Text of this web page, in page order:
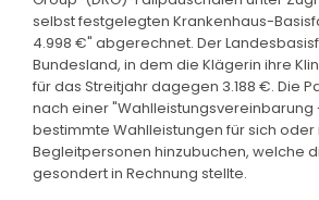
selbst festgelegten Krankenhaus-
4.998 €" abgerechnet. Der
Bundesland, in dem die Klägerin ihre
für das Streitjahr dagegen 3.188 €. Die
nach einer "Wahlleistungsvereinbarung
bestimmte Wahlleistungen für sich oder
Begleitpersonen hinzubuchen, welche
gesondert in Rechnung stellte.